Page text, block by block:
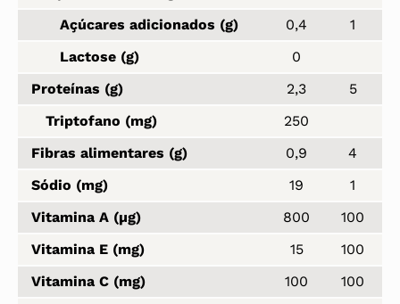
Açúcares adicionados (g)
0,4
1
Lactose (g)
0
Proteínas (g)
2,3
5
Triptofano (mg)
250
Fibras alimentares (g)
0,9
4
Sódio (mg)
19
1
Vitamina A (µg)
800
100
Vitamina E (mg)
15
100
Vitamina C (mg)
100
100